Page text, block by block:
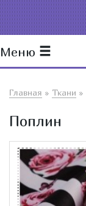
Меню
Главная » Ткани »
Поплин